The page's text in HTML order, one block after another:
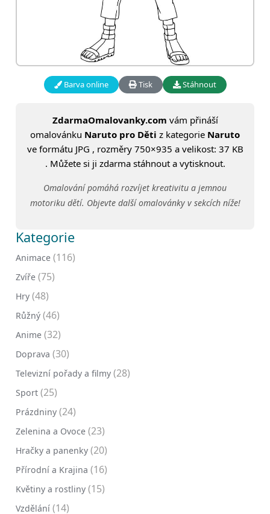
Barva online Tisk Stáhnout
ZdarmaOmalovanky.com vám přináší
omalovánku Naruto pro Děti z kategorie Naruto
ve formátu JPG , rozměry 750×935 a velikost: 37 KB
. Můžete si ji zdarma stáhnout a vytisknout.
Omalování pomáhá rozvíjet kreativitu a jemnou
motoriku dětí. Objevte další omalovánky v sekcích níže!
Kategorie
Animace (116)
Zvíře (75)
Hry (48)
Růžný (46)
Anime (32)
Doprava (30)
Televizní pořady a filmy (28)
Sport (25)
Prázdniny (24)
Zelenina a Ovoce (23)
Hračky a panenky (20)
Přírodní a Krajina (16)
Květiny a rostliny (15)
Vzdělání (14)